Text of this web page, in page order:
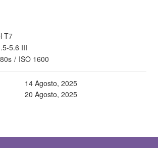
T7
5.6 III
/ ISO 1600
14 Agosto, 2025
20 Agosto, 2025